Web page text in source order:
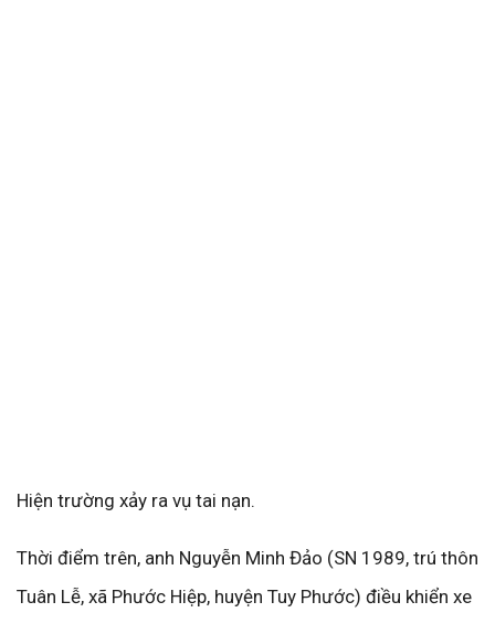
Hiện trường xảy ra vụ tai nạn.
Thời điểm trên, anh Nguyễn Minh Đảo (SN 1989, trú thôn
Tuân Lễ, xã Phước Hiệp, huyện Tuy Phước) điều khiển xe